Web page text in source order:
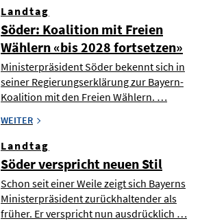
Landtag
Söder: Koalition mit Freien
Wählern «bis 2028 fortsetzen»
Ministerpräsident Söder bekennt sich in
seiner Regierungserklärung zur Bayern-
Koalition mit den Freien Wählern. …
WEITER
Landtag
Söder verspricht neuen Stil
Schon seit einer Weile zeigt sich Bayerns
Ministerpräsident zurückhaltender als
früher. Er verspricht nun ausdrücklich …